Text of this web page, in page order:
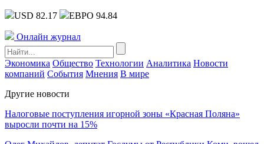
USD 82.17 ЕВРО 94.84
Онлайн журнал
Экономика Общество Технологии Аналитика Новости
компаний События Мнения В мире
Другие новости
Налоговые поступления игорной зоны «Красная Поляна»
выросли почти на 15%